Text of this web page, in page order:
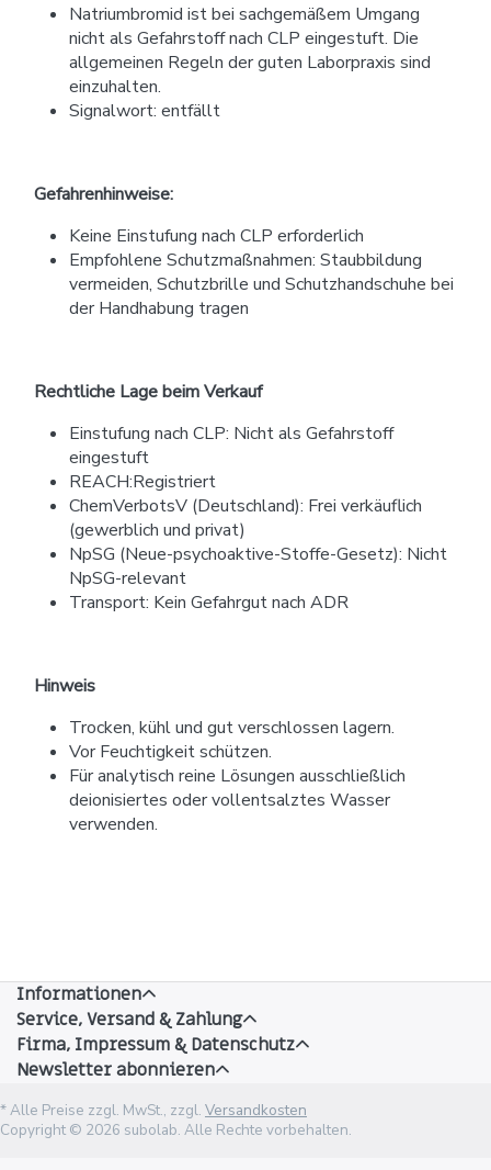
Natriumbromid ist bei sachgemäßem Umgang
nicht als Gefahrstoff nach CLP eingestuft. Die
allgemeinen Regeln der guten Laborpraxis sind
einzuhalten.
Signalwort: entfällt
Gefahrenhinweise:
Keine Einstufung nach CLP erforderlich
Empfohlene Schutzmaßnahmen: Staubbildung
vermeiden, Schutzbrille und Schutzhandschuhe bei
der Handhabung tragen
Rechtliche Lage beim Verkauf
Einstufung nach CLP: Nicht als Gefahrstoff
eingestuft
REACH:Registriert
ChemVerbotsV (Deutschland): Frei verkäuflich
(gewerblich und privat)
NpSG (Neue-psychoaktive-Stoffe-Gesetz): Nicht
NpSG-relevant
Transport: Kein Gefahrgut nach ADR
Hinweis
Trocken, kühl und gut verschlossen lagern.
Vor Feuchtigkeit schützen.
Für analytisch reine Lösungen ausschließlich
deionisiertes oder vollentsalztes Wasser
verwenden.
Informationen
Service, Versand & Zahlung
Firma, Impressum & Datenschutz
Newsletter abonnieren
* Alle Preise zzgl. MwSt., zzgl. Versandkosten
Copyright © 2026 subolab. Alle Rechte vorbehalten.